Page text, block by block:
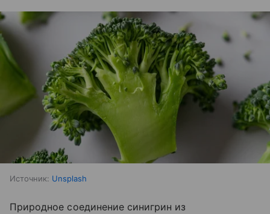
Источник: Unsplash
Природное соединение синигрин из